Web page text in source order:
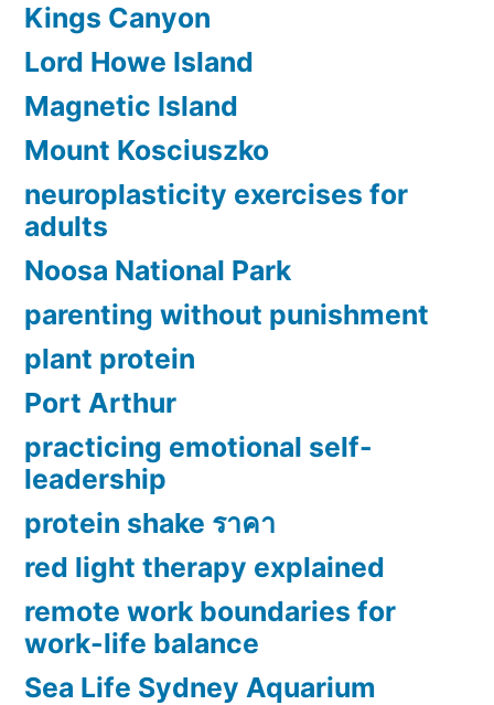
Kings Canyon
Lord Howe Island
Magnetic Island
Mount Kosciuszko
neuroplasticity exercises for
adults
Noosa National Park
parenting without punishment
plant protein
Port Arthur
practicing emotional self-
leadership
protein shake ราคา
red light therapy explained
remote work boundaries for
work-life balance
Sea Life Sydney Aquarium